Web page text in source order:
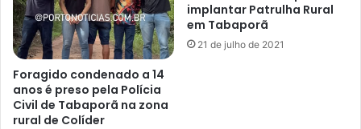
Foragido condenado a 14
anos é preso pela Polícia
Civil de Tabaporã na zona
rural de Colíder
implantar Patrulha Rural
em Tabaporã
21 de julho de 2021